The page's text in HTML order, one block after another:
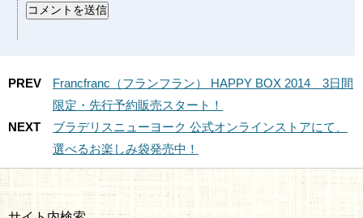
PREV
Francfranc（フランフラン） HAPPY BOX 2014 3日間
限定・先行予約販売スタート！
NEXT
ブラデリスニューヨーク 公式オンラインストアにて、
選べるお楽しみ袋発売中！